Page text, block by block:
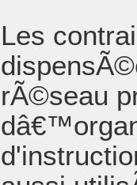
Les
rÃ©seau